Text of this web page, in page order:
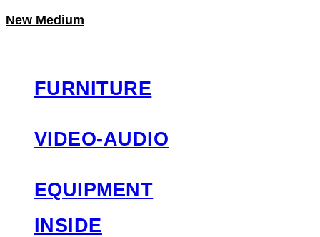
New Medium
FURNITURE
VIDEO-AUDIO
EQUIPMENT
INSIDE